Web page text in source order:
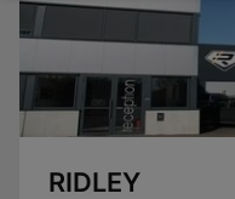
RIDLEY